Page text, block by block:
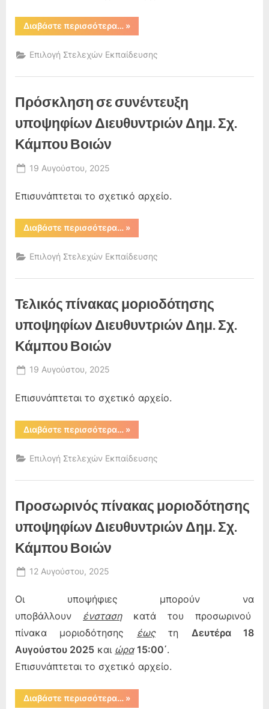
Διαβάστε περισσότερα…“Προκήρυξη
–
Εκδήλωσης
Ενδιαφέροντος
πλήρωση
Διευθυντή/
ντριας
Σχολικής
Μονάδας”
»
Επιλογή Στελεχών Εκπαίδευσης
Πρόσκληση σε συνέντευξη
υποψηφίων Διευθυντριών Δημ. Σχ.
Κάμπου Βοιών
Posted
19 Αυγούστου, 2025
Επισυνάπτεται το σχετικό αρχείο.
Διαβάστε περισσότερα… “Πρόσκληση
σε
υποψηφίων
Διευθυντριών
Σχ.
»
Επιλογή Στελεχών Εκπαίδευσης
Τελικός πίνακας μοριοδότησης
υποψηφίων Διευθυντριών Δημ. Σχ.
Κάμπου Βοιών
Posted
19 Αυγούστου, 2025
Επισυνάπτεται το σχετικό αρχείο.
Διαβάστε περισσότερα… “Τελικός
πίνακας
υποψηφίων
Διευθυντριών
Σχ.
»
Επιλογή Στελεχών Εκπαίδευσης
Προσωρινός πίνακας μοριοδότησης
υποψηφίων Διευθυντριών Δημ. Σχ.
Κάμπου Βοιών
Posted
12 Αυγούστου, 2025
Οι υποψήφιες μπορούν να
υποβάλλουν ένστασηκατά του προσωρινού
πίνακα μοριοδότησης έωςτη Δευτέρα 18
Αυγούστου 2025 και ώρα 15:00΄.
Επισυνάπτεται το σχετικό αρχείο.
Διαβάστε περισσότερα…“Προσωρινός
πίνακας
»